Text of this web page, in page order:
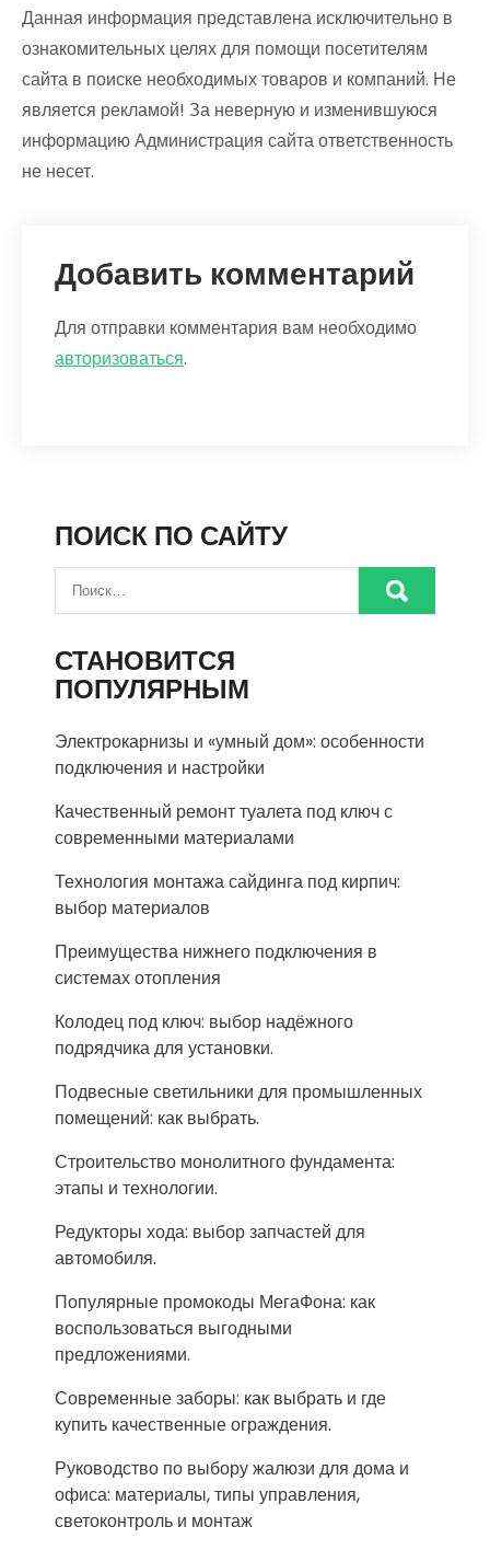
Данная информация представлена исключительно в
ознакомительных целях для помощи посетителям
сайта в поиске необходимых товаров и компаний. Не
является рекламой! За неверную и изменившуюся
информацию Администрация сайта ответственность
не несет.
Добавить комментарий
Для отправки комментария вам необходимо
авторизоваться.
ПОИСК ПО САЙТУ
СТАНОВИТСЯ
ПОПУЛЯРНЫМ
Электрокарнизы и «умный дом»: особенности
подключения и настройки
Качественный ремонт туалета под ключ с
современными материалами
Технология монтажа сайдинга под кирпич:
выбор материалов
Преимущества нижнего подключения в
системах отопления
Колодец под ключ: выбор надёжного
подрядчика для установки.
Подвесные светильники для промышленных
помещений: как выбрать.
Строительство монолитного фундамента:
этапы и технологии.
Редукторы хода: выбор запчастей для
автомобиля.
Популярные промокоды МегаФона: как
воспользоваться выгодными
предложениями.
Современные заборы: как выбрать и где
купить качественные ограждения.
Руководство по выбору жалюзи для дома и
офиса: материалы, типы управления,
светоконтроль и монтаж